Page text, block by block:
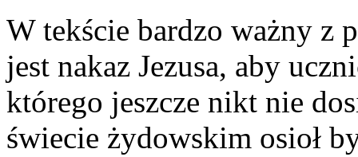
W tekście bardzo ważny z
jest nakaz Jezusa, aby
którego jeszcze nikt nie
świecie żydowskim osioł